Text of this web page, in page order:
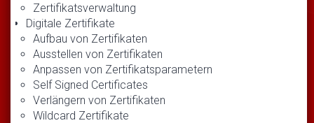
Zertifikatsverwaltung
Digitale Zertifikate
Aufbau von Zertifikaten
Ausstellen von Zertifikaten
Anpassen von Zertifikatsparametern
Self Signed Certificates
Verlängern von Zertifikaten
Wildcard Zertifikate